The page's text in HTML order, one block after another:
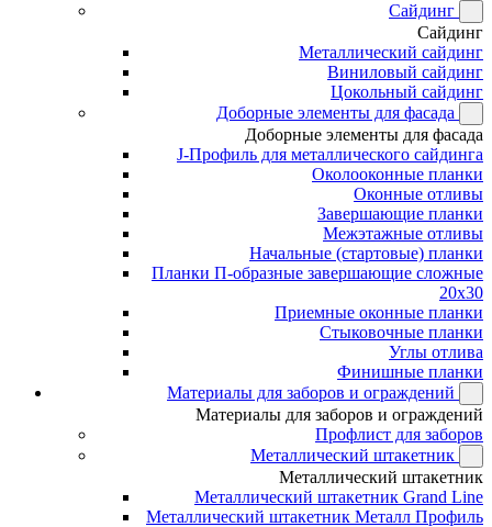
Сайдинг
Сайдинг
Металлический сайдинг
Виниловый сайдинг
Цокольный сайдинг
Доборные элементы для фасада
Доборные элементы для фасада
J-Профиль для металлического сайдинга
Околооконные планки
Оконные отливы
Завершающие планки
Межэтажные отливы
Начальные (стартовые) планки
Планки П-образные завершающие сложные
20x30
Приемные оконные планки
Стыковочные планки
Углы отлива
Финишные планки
Материалы для заборов и ограждений
Материалы для заборов и ограждений
Профлист для заборов
Металлический штакетник
Металлический штакетник
Металлический штакетник Grand Line
Металлический штакетник Металл Профиль